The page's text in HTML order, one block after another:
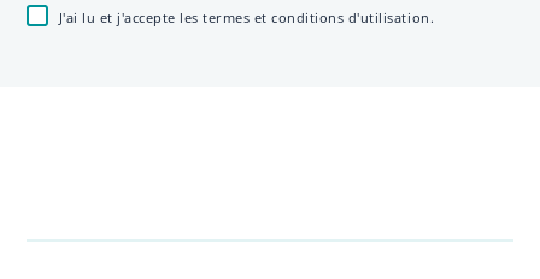
J'ai lu et j'accepte les termes et conditions d'utilisation .